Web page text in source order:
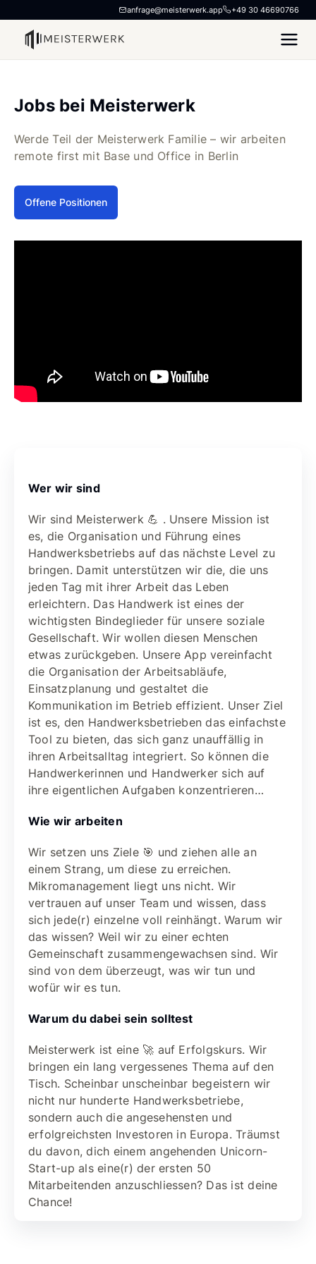
anfrage@meisterwerk.app +49 30 46690766
Jobs bei Meisterwerk
Werde Teil der Meisterwerk Familie – wir arbeiten
remote first mit Base und Office in Berlin
Offene Positionen
Wer wir sind
Wir sind Meisterwerk 💪 . Unsere Mission ist
es, die Organisation und Führung eines
Handwerksbetriebs auf das nächste Level zu
bringen. Damit unterstützen wir die, die uns
jeden Tag mit ihrer Arbeit das Leben
erleichtern. Das Handwerk ist eines der
wichtigsten Bindeglieder für unsere soziale
Gesellschaft. Wir wollen diesen Menschen
etwas zurückgeben. Unsere App vereinfacht
die Organisation der Arbeitsabläufe,
Einsatzplanung und gestaltet die
Kommunikation im Betrieb effizient. Unser Ziel
ist es, den Handwerksbetrieben das einfachste
Tool zu bieten, das sich ganz unauffällig in
ihren Arbeitsalltag integriert. So können die
Handwerkerinnen und Handwerker sich auf
ihre eigentlichen Aufgaben konzentrieren…
Wie wir arbeiten
Wir setzen uns Ziele 🎯 und ziehen alle an
einem Strang, um diese zu erreichen.
Mikromanagement liegt uns nicht. Wir
vertrauen auf unser Team und wissen, dass
sich jede(r) einzelne voll reinhängt. Warum wir
das wissen? Weil wir zu einer echten
Gemeinschaft zusammengewachsen sind. Wir
sind von dem überzeugt, was wir tun und
wofür wir es tun.
Warum du dabei sein solltest
Meisterwerk ist eine 🚀 auf Erfolgskurs. Wir
bringen ein lang vergessenes Thema auf den
Tisch. Scheinbar unscheinbar begeistern wir
nicht nur hunderte Handwerksbetriebe,
sondern auch die angesehensten und
erfolgreichsten Investoren in Europa. Träumst
du davon, dich einem angehenden Unicorn-
Start-up als eine(r) der ersten 50
Mitarbeitenden anzuschliessen? Das ist deine
Chance!